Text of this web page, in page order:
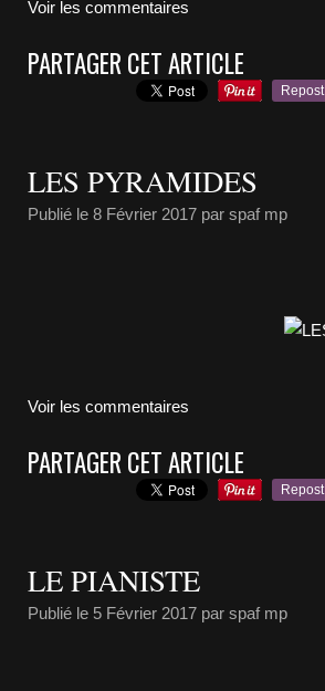
Voir les commentaires
PARTAGER CET ARTICLE
Repost
LES PYRAMIDES
Publié le 8 Février 2017 par spaf mp
Voir les commentaires
PARTAGER CET ARTICLE
Repost
LE PIANISTE
Publié le 5 Février 2017 par spaf mp